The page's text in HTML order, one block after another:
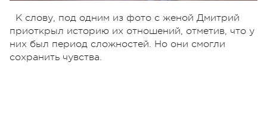
К слову, под одним из фото с женой Дмитрий
приоткрыл историю их отношений, отметив, что у
них был период сложностей. Но они смогли
сохранить чувства.